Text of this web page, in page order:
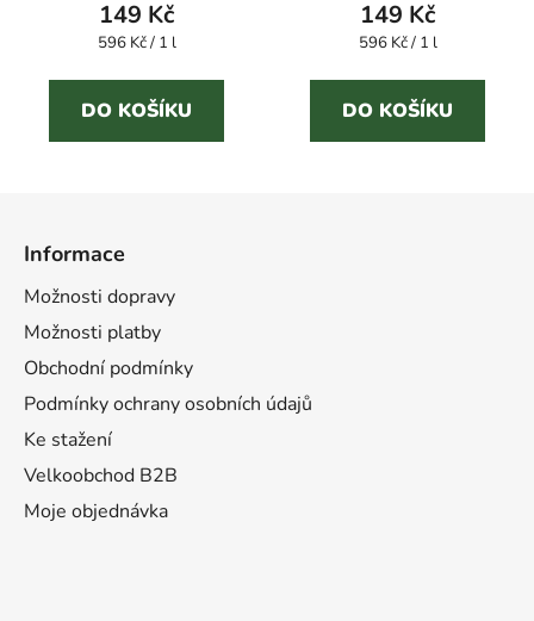
149 Kč
Měrná
596 Kč / 1 l
DO KOŠÍKU
149 Kč
Měrná
596 Kč / 1 l
DO KOŠÍKU
Informace
Možnosti dopravy
Možnosti platby
Obchodní podmínky
Podmínky ochrany osobních údajů
Ke stažení
Velkoobchod B2B
Moje objednávka